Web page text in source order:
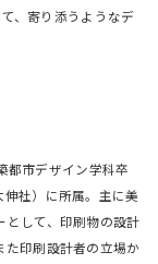
、寄り添うようなデ
都市デザイン学科卒
社）に所属。主に美
として、印刷物の設計
印刷設計者の立場か